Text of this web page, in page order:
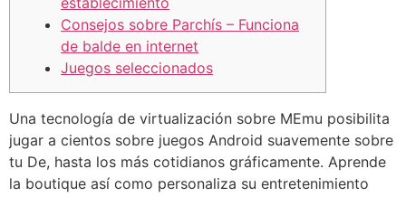
Consejos sobre Parchís – Funciona
de balde en internet
Juegos seleccionados
Una tecnología de virtualización sobre MEmu posibilita
jugar a cientos sobre juegos Android suavemente sobre
tu De, hasta los más cotidianos gráficamente. Aprende
la boutique así­ como personaliza su entretenimiento